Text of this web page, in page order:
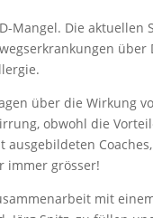
Mangel. Die aktuellen
über
über die Wirkung
obwohl die
ausgebildeten
immer grösser!
mit